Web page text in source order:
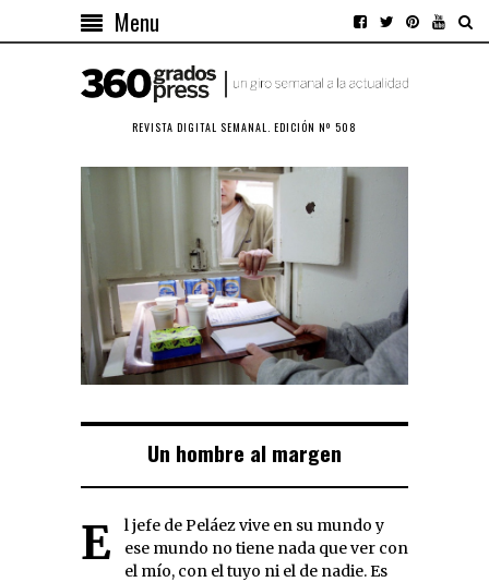
Menu
REVISTA DIGITAL SEMANAL. EDICIÓN Nº 508
Un hombre al margen
El jefe de Peláez vive en su mundo y
ese mundo no tiene nada que ver con
el mío, con el tuyo ni el de nadie. Es